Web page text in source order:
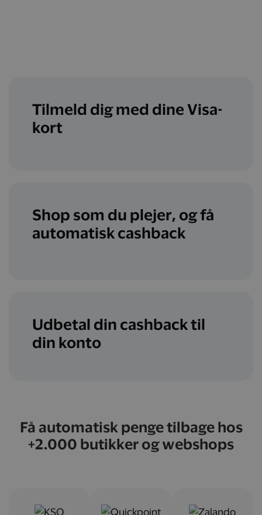
Tilmeld dig med dine Visa-
kort
Shop som du plejer, og få
automatisk cashback
Udbetal din cashback til
din konto
Få automatisk penge tilbage hos
+2.000 butikker og webshops